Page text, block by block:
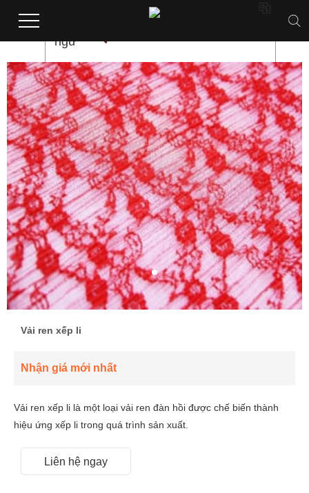
Việt
ngữ
Vải ren xếp li
Nhận giá mới nhất
Vải ren xếp li là một loại vải ren đàn hồi được chế biến thành
hiệu ứng xếp li trong quá trình sản xuất.
Liên hệ ngay